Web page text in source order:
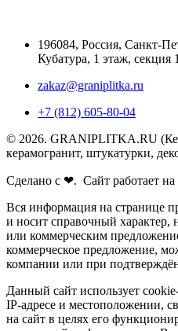
196084, Россия, Санкт-
Кубатура, 1 этаж, секция
zakaz@graniplitka.ru
+7 (812) 605-80-04
© 2026. GRANIPLITKA.RU
керамогранит, штукатурки,
Сделано с ❤. Сайт работает
Вся информация на странице
и носит справочный характер,
или коммерческим
коммерческое предложение,
компании или при
Данный сайт использует
IP-адресе и местоположении,
на сайт в целях его